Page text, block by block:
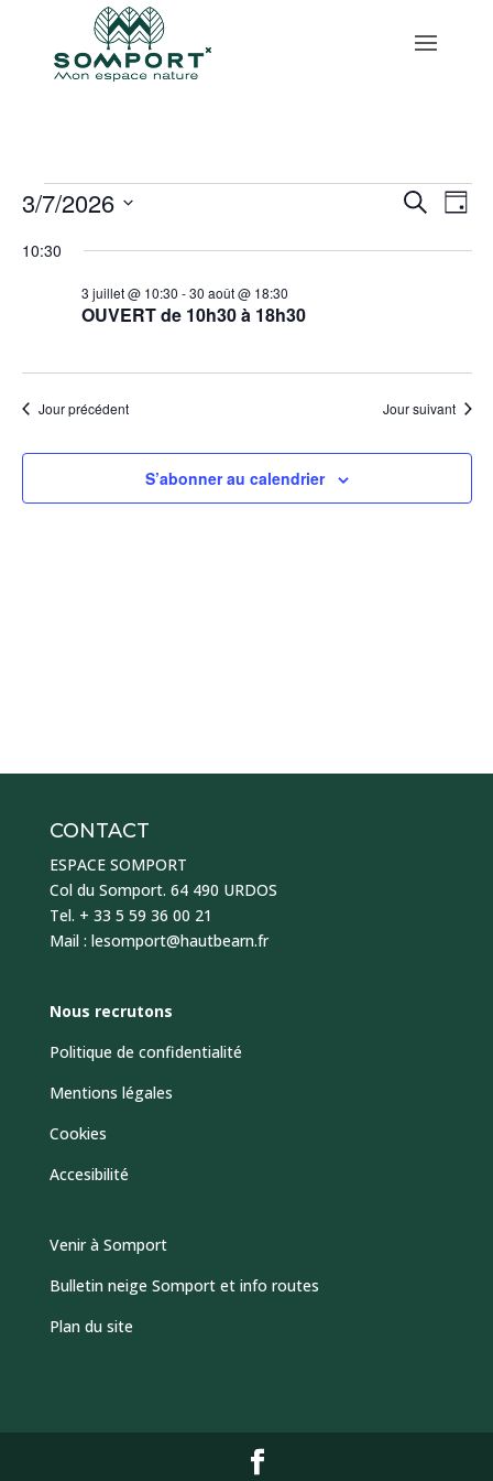
Skip to content
Évènements
3
juillet
2026
Recherche
de
Jour
3/7/2026
une
10:30
OUVERT de 10h30 à 18h30
3 juillet @ 10:30 -30 août @ 18:30
Jour précédent Jour suivant
S’abonner au calendrier
CONTACT
ESPACE SOMPORT
Col du Somport. 64 490 URDOS
Tel. + 33 5 59 36 00 21
Mail : lesomport@hautbearn.fr
Nous recrutons
Politique de confidentialité
Mentions légales
Cookies
Accesibilité
Venir à Somport
Bulletin neige Somport et info routes
Plan du site